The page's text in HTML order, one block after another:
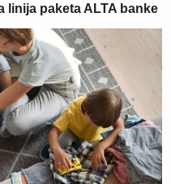
linija paketa ALTA banke